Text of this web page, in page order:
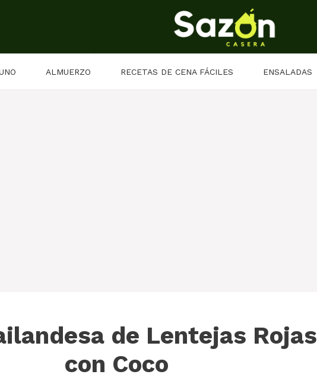
ALMUERZO RECETAS DE CENA FÁCILES ENSALADAS
de Lentejas Rojas
con Coco